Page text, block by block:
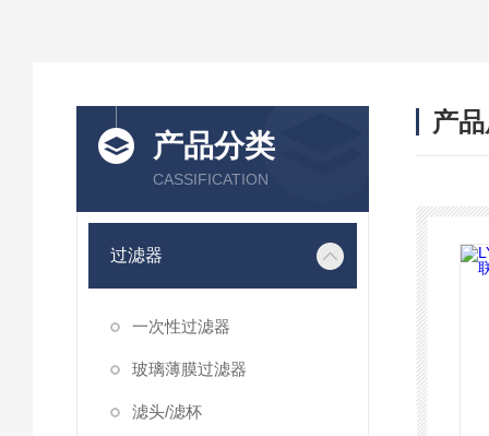
产品分类
CASSIFICATION
过滤器
一次性过滤器
玻璃薄膜过滤器
滤头/滤杯
产